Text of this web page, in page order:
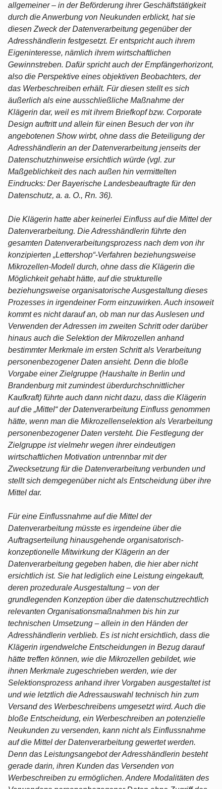
allgemeiner – in der Beförderung ihrer Geschäftstätigkeit
durch die Anwerbung von Neukunden erblickt, hat sie
diesen Zweck der Datenverarbeitung gegenüber der
Adresshändlerin festgesetzt. Er entspricht auch ihrem
Eigeninteresse, nämlich ihrem wirtschaftlichen
Gewinnstreben. Dafür spricht auch der Empfängerhorizont,
also die Perspektive eines objektiven Beobachters, der
das Werbeschreiben erhält. Für diesen stellt es sich
äußerlich als eine ausschließliche Maßnahme der
Klägerin dar, weil es mit ihrem Briefkopf bzw. Corporate
Design auftritt und allein für einen Besuch der von ihr
angebotenen Show wirbt, ohne dass die Beteiligung der
Adresshändlerin an der Datenverarbeitung jenseits der
Datenschutzhinweise ersichtlich würde (vgl. zur
Maßgeblichkeit des nach außen hin vermittelten
Eindrucks: Der Bayerische Landesbeauftragte für den
Datenschutz, a. a. O., Rn. 36).
Die Klägerin hatte aber keinerlei Einfluss auf die Mittel der
Datenverarbeitung. Die Adresshändlerin führte den
gesamten Datenverarbeitungsprozess nach dem von ihr
konzipierten „Lettershop“-Verfahren beziehungsweise
Mikrozellen-Modell durch, ohne dass die Klägerin die
Möglichkeit gehabt hätte, auf die strukturelle
beziehungsweise organisatorische Ausgestaltung dieses
Prozesses in irgendeiner Form einzuwirken. Auch insoweit
kommt es nicht darauf an, ob man nur das Auslesen und
Verwenden der Adressen im zweiten Schritt oder darüber
hinaus auch die Selektion der Mikrozellen anhand
bestimmter Merkmale im ersten Schritt als Verarbeitung
personenbezogener Daten ansieht. Denn die bloße
Vorgabe einer Zielgruppe (Haushalte in Berlin und
Brandenburg mit zumindest überdurchschnittlicher
Kaufkraft) führte auch dann nicht dazu, dass die Klägerin
auf die „Mittel“ der Datenverarbeitung Einfluss genommen
hätte, wenn man die Mikrozellenselektion als Verarbeitung
personenbezogener Daten versteht. Die Festlegung der
Zielgruppe ist vielmehr wegen ihrer eindeutigen
wirtschaftlichen Motivation untrennbar mit der
Zwecksetzung für die Datenverarbeitung verbunden und
stellt sich demgegenüber nicht als Entscheidung über ihre
Mittel dar.
Für eine Einflussnahme auf die Mittel der
Datenverarbeitung müsste es irgendeine über die
Auftragserteilung hinausgehende organisatorisch-
konzeptionelle Mitwirkung der Klägerin an der
Datenverarbeitung gegeben haben, die hier aber nicht
ersichtlich ist. Sie hat lediglich eine Leistung eingekauft,
deren prozedurale Ausgestaltung – von der
grundlegenden Konzeption über die datenschutzrechtlich
relevanten Organisationsmaßnahmen bis hin zur
technischen Umsetzung – allein in den Händen der
Adresshändlerin verblieb. Es ist nicht ersichtlich, dass die
Klägerin irgendwelche Entscheidungen in Bezug darauf
hätte treffen können, wie die Mikrozellen gebildet, wie
ihnen Merkmale zugeschrieben werden, wie der
Selektionsprozess anhand ihrer Vorgaben ausgestaltet ist
und wie letztlich die Adressauswahl technisch hin zum
Versand des Werbeschreibens umgesetzt wird. Auch die
bloße Entscheidung, ein Werbeschreiben an potenzielle
Neukunden zu versenden, kann nicht als Einflussnahme
auf die Mittel der Datenverarbeitung gewertet werden.
Denn das Leistungsangebot der Adresshändlerin besteht
gerade darin, ihren Kunden das Versenden von
Werbeschreiben zu ermöglichen. Andere Modalitäten des